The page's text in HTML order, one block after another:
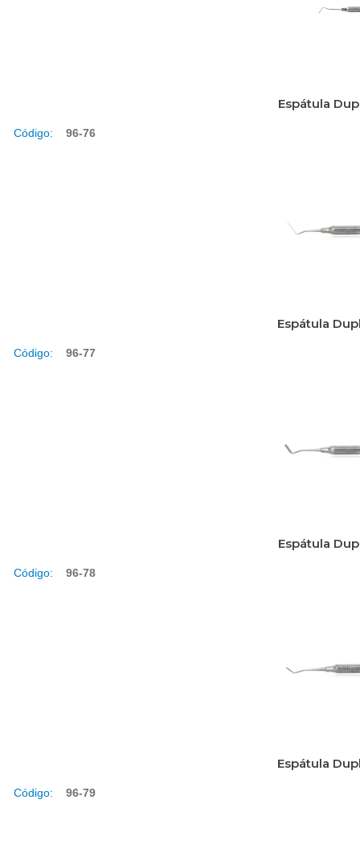
Espátula
Código: 96-76
Espátula
Código: 96-77
Espátula
Código: 96-78
Espátula
Código: 96-79